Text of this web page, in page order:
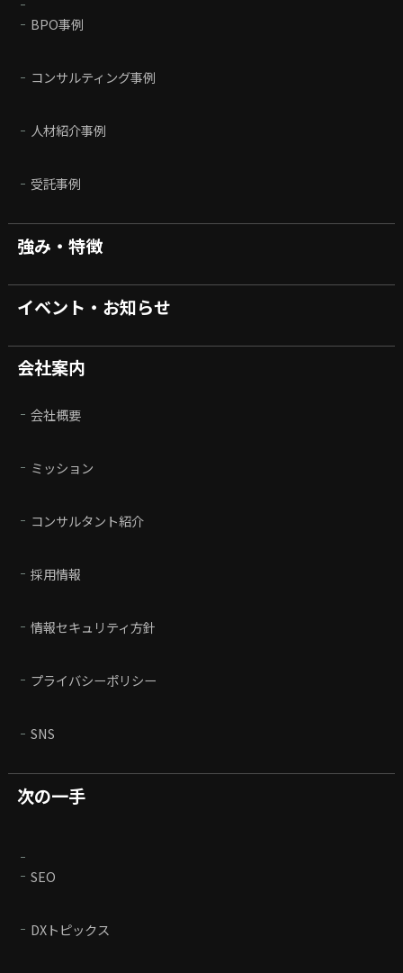
BPO事例
コンサルティング事例
人材紹介事例
受託事例
強み・特徴
イベント・お知らせ
会社案内
会社概要
ミッション
コンサルタント紹介
採用情報
情報セキュリティ方針
プライバシーポリシー
SNS
次の一手
SEO
DXトピックス